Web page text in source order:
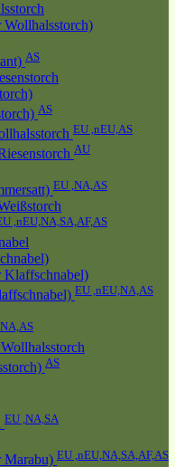
AS
AS
EU ,nEU,AS
AU
EU ,NA,AS
,nEU,NA,SA,AF,AS
EU ,nEU,NA,AS
NA,AS
AS
EU ,NA,SA
Marabu) EU ,nEU,NA,SA,AF,AS